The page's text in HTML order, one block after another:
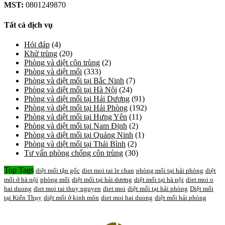
MST: 0801249870
Tất cả dịch vụ
Hỏi đáp (4)
Khử trùng (20)
Phòng và diệt côn trùng (2)
Phòng và diệt mối (333)
Phòng và diệt mối tại Bắc Ninh (7)
Phòng và diệt mối tại Hà Nội (24)
Phòng và diệt mối tại Hải Dương (91)
Phòng và diệt mối tại Hải Phòng (192)
Phòng và diệt mối tại Hưng Yên (11)
Phòng và diệt mối tại Nam Định (2)
Phòng và diệt mối tại Quảng Ninh (1)
Phòng và diệt mối tại Thái Bình (2)
Tư vấn phòng chống côn trùng (30)
Top Tags diệt mối tận gốc diet moi tai le chan phòng mối tại hải phòng diệt
mối ở hà nội phòng mối diệt mối tại hải dương diệt mối tại hà nội diet moi o
hai duong diet moi tai thuy nguyen diet moi diệt mối tại hải phòng Diệt mối
tại Kiến Thụy diệt mối ở kinh môn diet moi hai duong diệt mối hải phòng